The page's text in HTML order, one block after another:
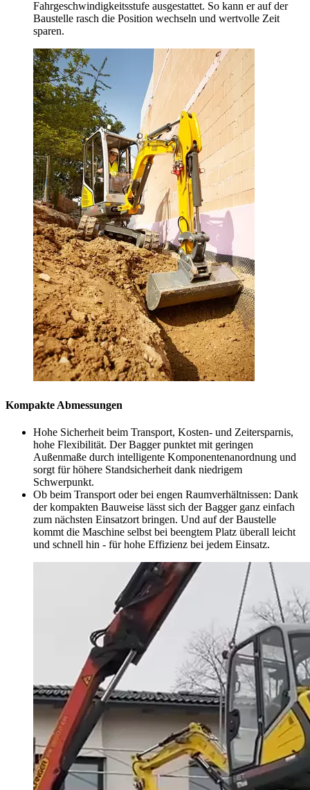
Fahrgeschwindigkeitsstufe ausgestattet. So kann er auf der
Baustelle rasch die Position wechseln und wertvolle Zeit
sparen.
Kompakte Abmessungen
Hohe Sicherheit beim Transport, Kosten- und Zeitersparnis,
hohe Flexibilität. Der Bagger punktet mit geringen
Außenmaße durch intelligente Komponentenanordnung und
sorgt für höhere Standsicherheit dank niedrigem
Schwerpunkt.
Ob beim Transport oder bei engen Raumverhältnissen: Dank
der kompakten Bauweise lässt sich der Bagger ganz einfach
zum nächsten Einsatzort bringen. Und auf der Baustelle
kommt die Maschine selbst bei beengtem Platz überall leicht
und schnell hin - für hohe Effizienz bei jedem Einsatz.